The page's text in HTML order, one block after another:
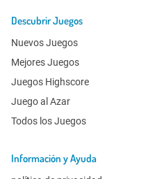
Descubrir Juegos
Nuevos Juegos
Mejores Juegos
Juegos Highscore
Juego al Azar
Todos los Juegos
Información y Ayuda